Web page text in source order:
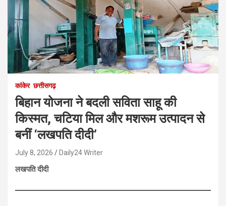
कांकेर छत्तीसगढ़
बिहान योजना ने बदली सविता साहू की
किस्मत, चटिया मिल और मशरूम उत्पादन से
बनीं ‘लखपति दीदी’
July 8, 2026 Daily24 Writer
लखपति दीदी